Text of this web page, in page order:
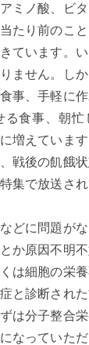
ミノ酸、ビ
たり前のこ
ています。
ません。し
事、手軽に
る食事、朝忙
増えていま
戦後の飢餓
集で放送さ
どに問題が
か原因不明
は細胞の栄
と診断され
は分子整合
なっていた